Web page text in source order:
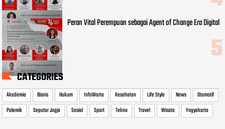
Peran Vital Perempuan sebagai Agent of Change Era Digital
CATEGORIES
Akademia Bisnis Hukum InfoWarta Kesehatan Life Style News
Otomotif
Polemik
Seputar Jogja Sosial Sport Tekno Travel Wisata Yogyakarta